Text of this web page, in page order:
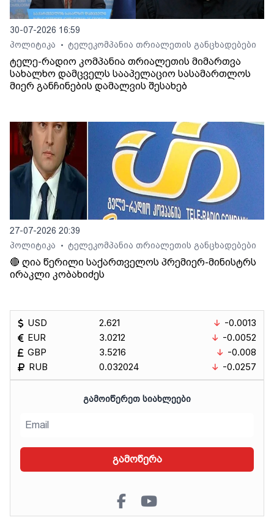
30-07-2026 16:59
პოლიტიკა
• ტელეკომპანია თრიალეთის განცხადებები
ტელე-რადიო კომპანია თრიალეთის მიმართვა
სახალხო დამცველს სააპელაციო სასამართლოს
მიერ განჩინების დამალვის შესახებ
27-07-2026 20:39
პოლიტიკა
• ტელეკომპანია თრიალეთის განცხადებები
🔴 ღია წერილი საქართველოს პრემიერ-მინისტრს
ირაკლი კობახიძეს
USD
EUR
GBP
RUB
2.621
3.0212
3.5216
0.032024
-0.0013
-0.0052
-0.008
-0.0257
ᲒᲐᲛᲝᲘᲬᲔᲠᲔᲗ ᲡᲘᲐᲮᲚᲔᲔᲑᲘ
გამოწერა